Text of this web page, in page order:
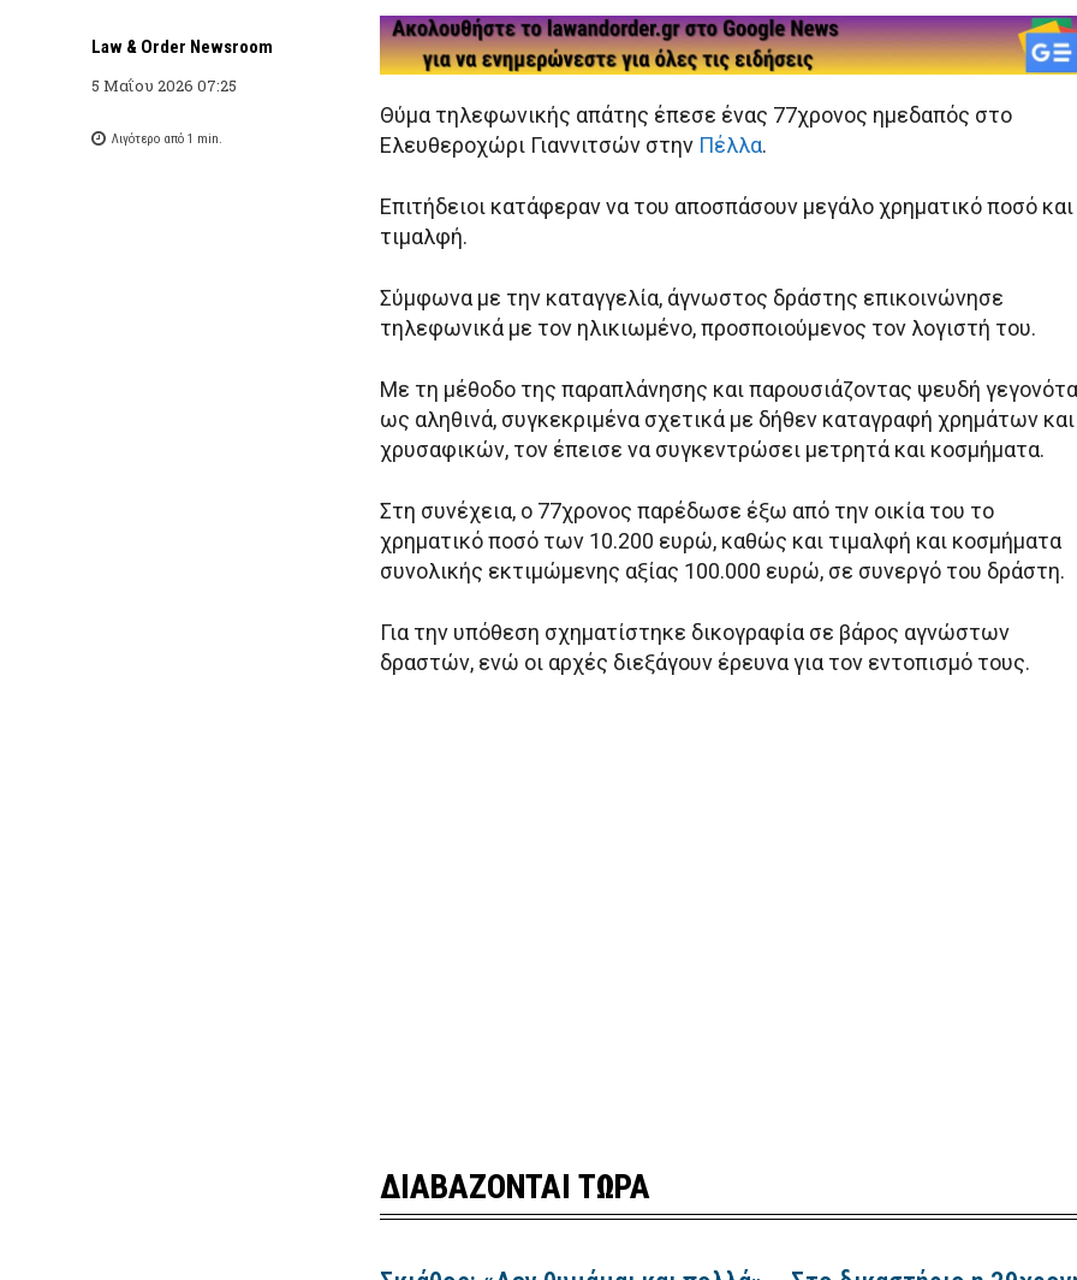
Law & Order Newsroom
5 Μαΐου 2026 07:25
Λιγότερο από 1 min.
Θύμα τηλεφωνικής απάτης έπεσε ένας 77χρονος ημεδαπός στο
Ελευθεροχώρι Γιαννιτσών στην Πέλλα.
Επιτήδειοι κατάφεραν να του αποσπάσουν μεγάλο χρηματικό ποσό και
τιμαλφή.
Σύμφωνα με την καταγγελία, άγνωστος δράστης επικοινώνησε
τηλεφωνικά με τον ηλικιωμένο, προσποιούμενος τον λογιστή του.
Με τη μέθοδο της παραπλάνησης και παρουσιάζοντας ψευδή γεγονότα
ως αληθινά, συγκεκριμένα σχετικά με δήθεν καταγραφή χρημάτων και
χρυσαφικών, τον έπεισε να συγκεντρώσει μετρητά και κοσμήματα.
Στη συνέχεια, ο 77χρονος παρέδωσε έξω από την οικία του το
χρηματικό ποσό των 10.200 ευρώ, καθώς και τιμαλφή και κοσμήματα
συνολικής εκτιμώμενης αξίας 100.000 ευρώ, σε συνεργό του δράστη.
Για την υπόθεση σχηματίστηκε δικογραφία σε βάρος αγνώστων
δραστών, ενώ οι αρχές διεξάγουν έρευνα για τον εντοπισμό τους.
ΔΙΑΒΑΖΟΝΤΑΙ ΤΩΡΑ